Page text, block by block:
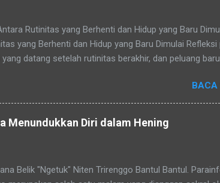
Rutinitas yang Berhenti dan Hidup yang Baru
yang Berhenti dan Hidup yang Baru Dimulai
datang setelah rutinitas berakhir, dan peluang
— masa di mana rutinitas berhenti, namun hidup
sederhana untuk Pemula Masa purna tugas
atau pejabat. Pensiun datang seiring pertambahan
sudah tahu kapan waktunya tiba. Pensiun atau purna
seseorang. Ia bukan sekadar pemutusan hubungan
BACA
Menundukkan Diri dalam Hening
"Ngetuk" Niten Trirenggo Bantul Bantul.